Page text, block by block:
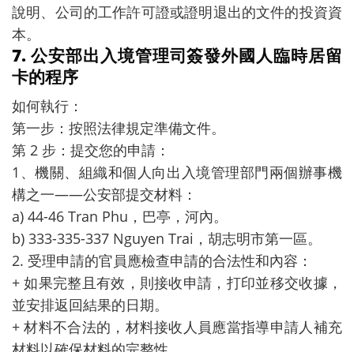
說明、公司的工作許可證或證明退出的文件的投資資
本。
7. 公安部出入境管理司簽發外國人臨時居留
卡的程序
如何執行：
第一步：按照法律規定準備文件。
第 2 步：提交您的申請：
1、機關、組織和個人向出入境管理部門兩個辦事機
構之一——公安部提交材料：
a) 44-46 Tran Phu，巴亭，河內。
b) 333-335-337 Nguyen Trai，胡志明市第一區。
2. 受理申請的官員應檢查申請的合法性和內容：
+ 如果完整且有效，則接收申請，打印並移交收據，
並安排返回結果的日期。
+ 材料不合法的，材料接收人員應當指導申請人補充